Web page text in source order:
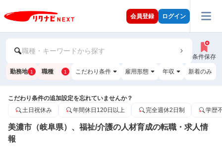
会員登録 ログイン
職種・キーワードから探す
条件保存
勤務地 1 職種 1 こだわり条件 雇用形態 年収 新着のみ
こだわり条件の追加設定を忘れていませんか？
土日祝休み
年間休日120日以上 完全週休2日制 学歴
美濃市（岐阜県）、福祉/介護の人材育成の転職・求人情
報